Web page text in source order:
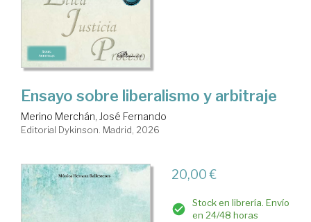
Ensayo sobre liberalismo y arbitraje
Merino Merchán, José Fernando
Editorial Dykinson. Madrid, 2026
20,00 €
Stock en librería. Envío
en 24/48 horas